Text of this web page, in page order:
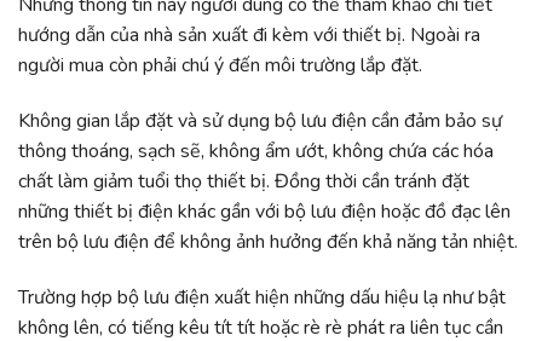
hướng dẫn của nhà sản xuất đi kèm với thiết bị. Ngoài ra
người mua còn phải chú ý đến môi trường lắp đặt.
Không gian lắp đặt và sử dụng bộ lưu điện cần đảm bảo sự
thông thoáng, sạch sẽ, không ẩm ướt, không chứa các hóa
chất làm giảm tuổi thọ thiết bị. Đồng thời cần tránh đặt
những thiết bị điện khác gần với bộ lưu điện hoặc đồ đạc lên
trên bộ lưu điện để không ảnh hưởng đến khả năng tản nhiệt.
Trường hợp bộ lưu điện xuất hiện những dấu hiệu lạ như bật
không lên, có tiếng kêu tít tít hoặc rè rè phát ra liên tục cần